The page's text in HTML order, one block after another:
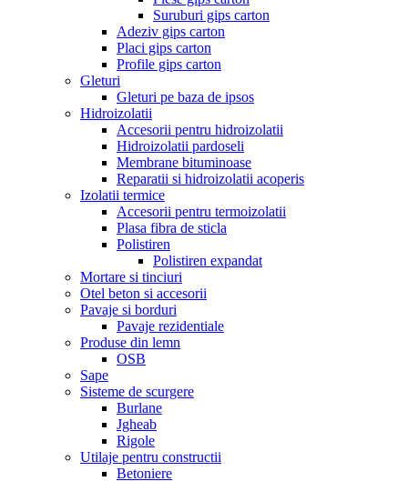
Suruburi gips carton
Adeziv gips carton
Placi gips carton
Profile gips carton
Gleturi
Gleturi pe baza de ipsos
Hidroizolatii
Accesorii pentru hidroizolatii
Hidroizolatii pardoseli
Membrane bituminoase
Reparatii si hidroizolatii acoperis
Izolatii termice
Accesorii pentru termoizolatii
Plasa fibra de sticla
Polistiren
Polistiren expandat
Mortare si tinciuri
Otel beton si accesorii
Pavaje si borduri
Pavaje rezidentiale
Produse din lemn
OSB
Sape
Sisteme de scurgere
Burlane
Jgheab
Rigole
Utilaje pentru constructii
Betoniere